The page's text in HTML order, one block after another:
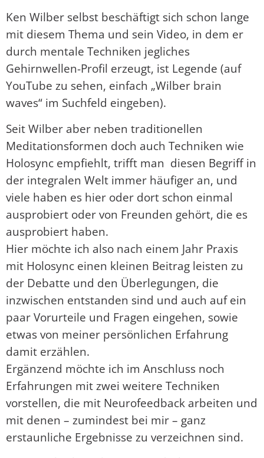
Ken Wilber selbst beschäftigt sich schon lange
mit diesem Thema und sein Video, in dem er
durch mentale Techniken jegliches
Gehirnwellen-Profil erzeugt, ist Legende (auf
YouTube zu sehen, einfach „Wilber brain
waves“ im Suchfeld eingeben).
Seit Wilber aber neben traditionellen
Meditationsformen doch auch Techniken wie
Holosync empfiehlt, trifft man diesen Begriff in
der integralen Welt immer häufiger an, und
viele haben es hier oder dort schon einmal
ausprobiert oder von Freunden gehört, die es
ausprobiert haben.
Hier möchte ich also nach einem Jahr Praxis
mit Holosync einen kleinen Beitrag leisten zu
der Debatte und den Überlegungen, die
inzwischen entstanden sind und auch auf ein
paar Vorurteile und Fragen eingehen, sowie
etwas von meiner persönlichen Erfahrung
damit erzählen.
Ergänzend möchte ich im Anschluss noch
Erfahrungen mit zwei weitere Techniken
vorstellen, die mit Neurofeedback arbeiten und
mit denen – zumindest bei mir – ganz
erstaunliche Ergebnisse zu verzeichnen sind.